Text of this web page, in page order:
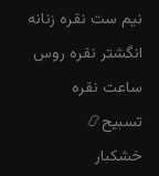
نیم ست نقره زنانه
انگشتر نقره روس
ساعت نقره
تسبیح📿
خشکبار